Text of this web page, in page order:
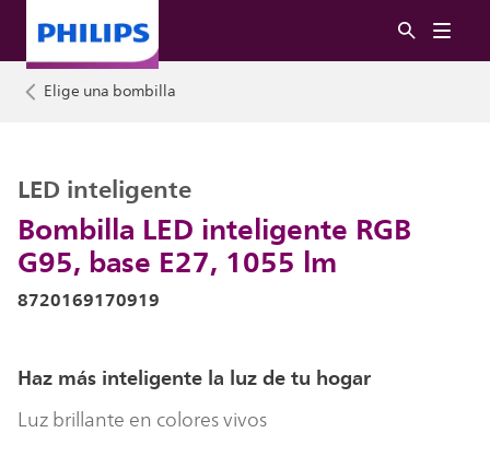
Elige una bombilla
Bombilla LED inteligente RGB
G95, base E27, 1055 lm
LED inteligente
8720169170919
Haz más inteligente la luz de tu hogar
Luz brillante en colores vivos